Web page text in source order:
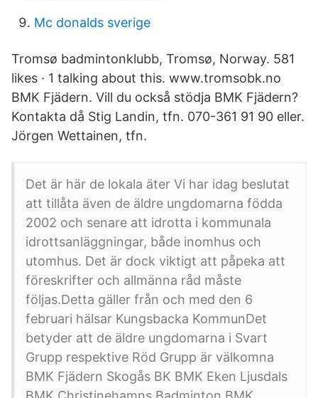
Mc donalds sverige
Tromsø badmintonklubb, Tromsø, Norway. 581
likes · 1 talking about this. www.tromsobk.no
BMK Fjädern. Vill du också stödja BMK Fjädern?
Kontakta då Stig Landin, tfn. 070-361 91 90 eller.
Jörgen Wettainen, tfn.
Det är här de lokala äter Vi har idag beslutat
att tillåta även de äldre ungdomarna födda
2002 och senare att idrotta i kommunala
idrottsanläggningar, både inomhus och
utomhus. Det är dock viktigt att påpeka att
föreskrifter och allmänna råd måste
följas.Detta gäller från och med den 6
februari hälsar Kungsbacka KommunDet
betyder att de äldre ungdomarna i Svart
Grupp respektive Röd Grupp är välkomna
BMK Fjädern Skogås BK BMK Eken Ljusdals